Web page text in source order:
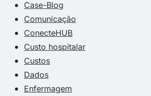
Case-Blog
Comunicação
ConecteHUB
Custo hospitalar
Custos
Dados
Enfermagem